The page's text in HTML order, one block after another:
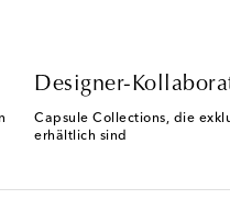
Designer-
Capsule Collections, die
erhältlich sind